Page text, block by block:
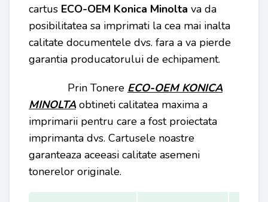
cartus ECO-OEM Konica Minolta va da
posibilitatea sa imprimati la cea mai inalta
calitate documentele dvs. fara a va pierde
garantia producatorului de echipament.
Prin Tonere ECO-OEM KONICA
MINOLTA obtineti calitatea maxima a
imprimarii pentru care a fost proiectata
imprimanta dvs. Cartusele noastre
garanteaza aceeasi calitate asemeni
tonerelor originale.